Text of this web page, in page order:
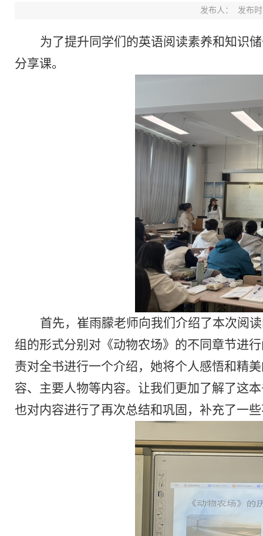
发布人： 发布
为了提升同学们的英语阅读素养和知识
分享课。
首先，崔雨朦老师向我们介绍了本次阅
组的形式分别对《动物农场》的不同章节进
责对全书进行一个介绍，她将个人感悟和精
容、主要人物等内容。让我们更加了解了这
也对内容进行了再次总结和巩固，补充了一